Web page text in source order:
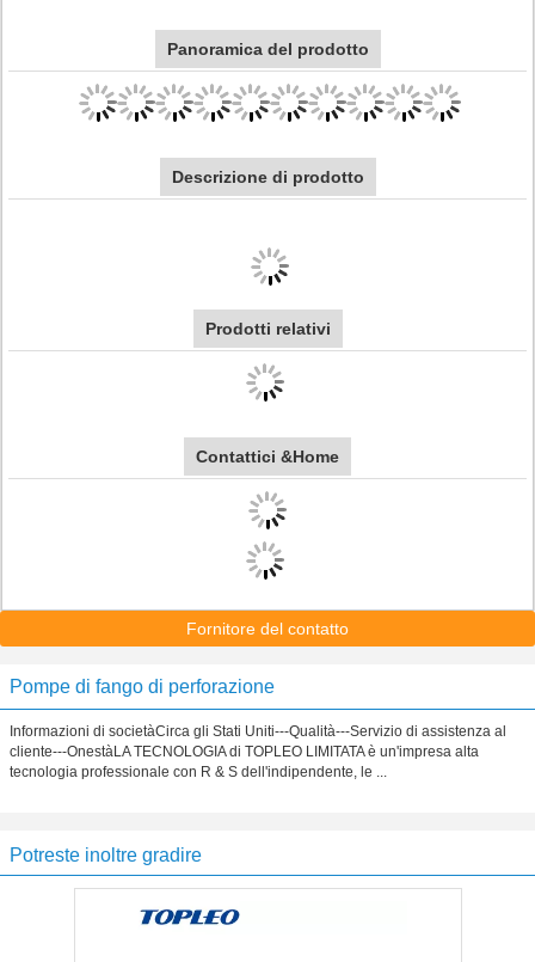
Panoramica del prodotto
Descrizione di prodotto
Prodotti relativi
Contattici &Home
Fornitore del contatto
Pompe di fango di perforazione
Informazioni di societàCirca gli Stati Uniti---Qualità---Servizio di assistenza al
cliente---OnestàLA TECNOLOGIA di TOPLEO LIMITATA è un'impresa alta
tecnologia professionale con R & S dell'indipendente, le ...
Potreste inoltre gradire